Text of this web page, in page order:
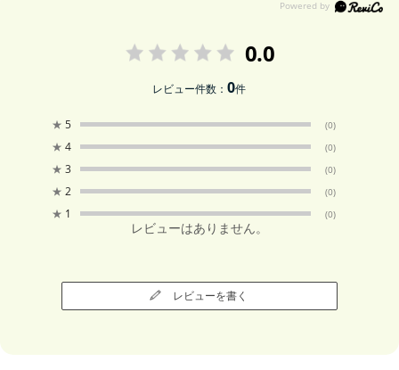
0.0
レビュー件数：0件
★ 5 (0)
★ 4 (0)
★ 3 (0)
★ 2 (0)
★ 1 (0)
レビューはありません。
レビューを書く